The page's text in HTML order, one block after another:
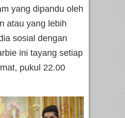
yang dipandu oleh
atau yang lebih
sosial dengan
ini tayang setiap
pukul 22.00